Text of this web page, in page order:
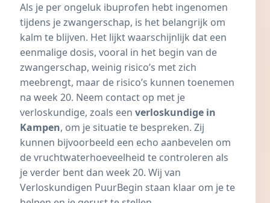
Als je per ongeluk ibuprofen hebt ingenomen
tijdens je zwangerschap, is het belangrijk om
kalm te blijven. Het lijkt waarschijnlijk dat een
eenmalige dosis, vooral in het begin van de
zwangerschap, weinig risico’s met zich
meebrengt, maar de risico’s kunnen toenemen
na week 20. Neem contact op met je
verloskundige, zoals een verloskundige in
Kampen, om je situatie te bespreken. Zij
kunnen bijvoorbeeld een echo aanbevelen om
de vruchtwaterhoeveelheid te controleren als
je verder bent dan week 20. Wij van
Verloskundigen PuurBegin staan klaar om je te